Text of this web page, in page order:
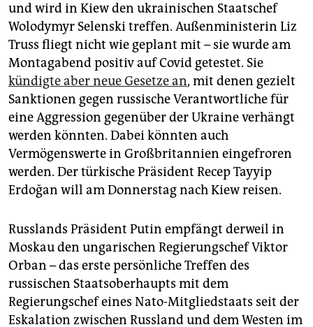
und wird in Kiew den ukrainischen Staatschef
Wolodymyr Selenski treffen. Außenministerin Liz
Truss fliegt nicht wie geplant mit – sie wurde am
Montagabend positiv auf Covid getestet. Sie
kündigte aber neue Gesetze an, mit denen gezielt
Sanktionen gegen russische Verantwortliche für
eine Aggression gegenüber der Ukraine verhängt
werden könnten. Dabei könnten auch
Vermögenswerte in Großbritannien eingefroren
werden. Der türkische Präsident Recep Tayyip
Erdoğan will am Donnerstag nach Kiew reisen.
Russlands Präsident Putin empfängt derweil in
Moskau den ungarischen Regierungschef Viktor
Orban – das erste persönliche Treffen des
russischen Staatsoberhaupts mit dem
Regierungschef eines Nato-Mitgliedstaats seit der
Eskalation zwischen Russland und dem Westen im